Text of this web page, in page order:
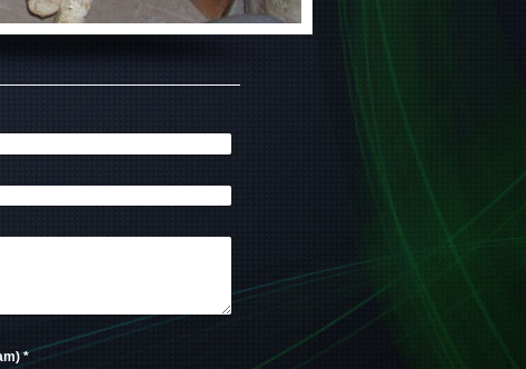
Captcha (codice protezione spam) *